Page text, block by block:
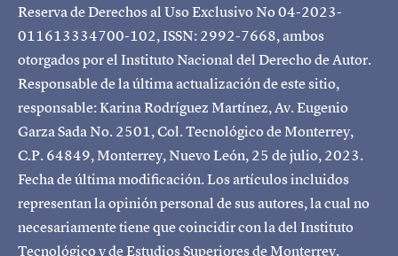
Reserva de Derechos al Uso Exclusivo No 04-2023-
011613334700-102, ISSN: 2992-7668, ambos
otorgados por el Instituto Nacional del Derecho de Autor.
Responsable de la última actualización de este sitio,
responsable: Karina Rodríguez Martínez, Av. Eugenio
Garza Sada No. 2501, Col. Tecnológico de Monterrey,
C.P. 64849, Monterrey, Nuevo León, 25 de julio, 2023.
Fecha de última modificación. Los artículos incluidos
representan la opinión personal de sus autores, la cual no
necesariamente tiene que coincidir con la del Instituto
Tecnológico y de Estudios Superiores de Monterrey.